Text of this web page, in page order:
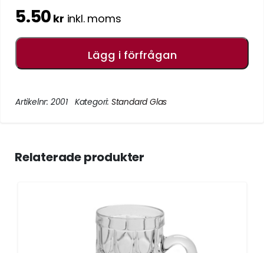
5.50 kr inkl. moms
Lägg i förfrågan
Artikelnr: 2001 Kategori: Standard Glas
Relaterade produkter